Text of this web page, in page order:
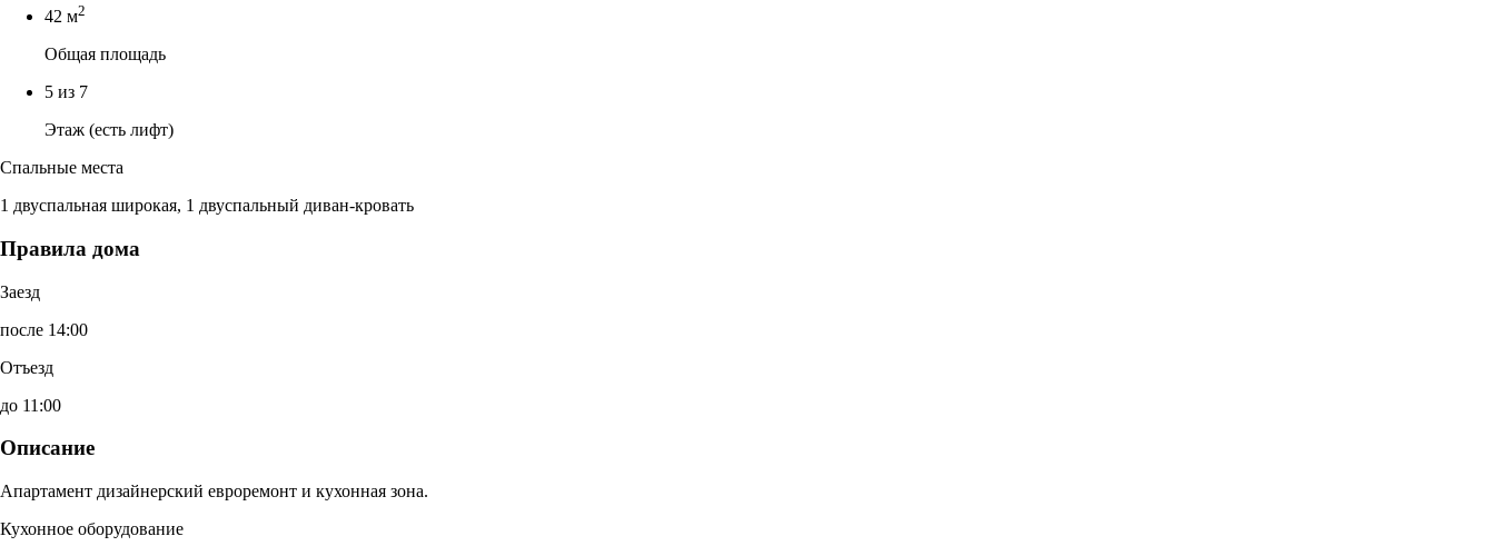
42 м2
Общая площадь
5 из 7
Этаж (есть лифт)
Спальные места
1 двуспальная широкая, 1 двуспальный диван-кровать
Правила дома
Заезд
после 14:00
Отъезд
до 11:00
Описание
Апартамент дизайнерский евроремонт и кухонная зона.
Кухонное оборудование